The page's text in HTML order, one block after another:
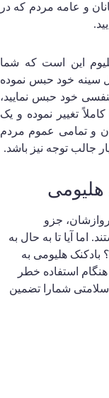
و عامه مردم که در
این است که شما
سینه خود حبس نموده
در مجاری تنفسی خود حبس نمایید،
تغییر نموده و یک
و تمامی عموم مردم
جالب توجه نیز باشد.
جزو
اما آیا تا به حال به
بادکنک‌ هلیومی به
استفاده خطر
سلامتی شمارا تضمین